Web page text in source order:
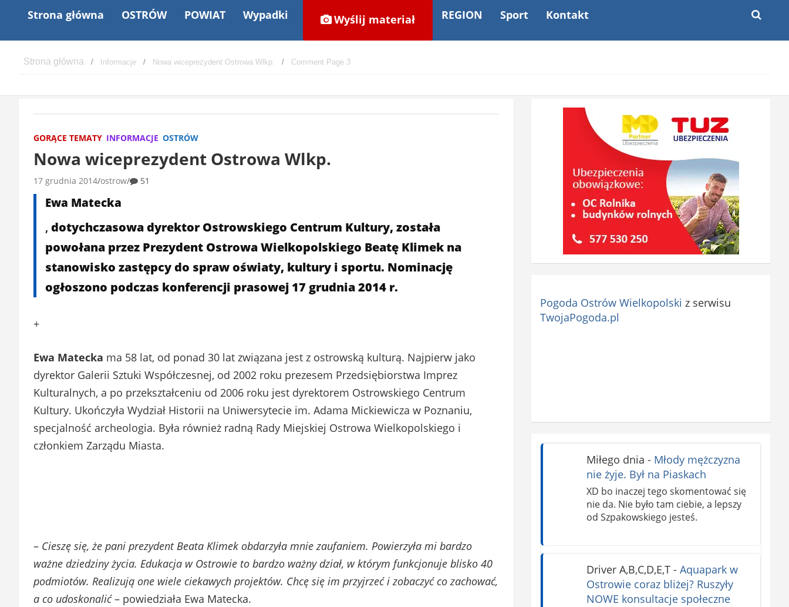
Strona główna OSTRÓW POWIAT Wypadki Wyślij materiał REGION Sport Kontakt
Informacje Nowa wiceprezydent Ostrowa Wlkp. Comment Page 3
GORĄCE TEMATY INFORMACJE OSTRÓW
Nowa wiceprezydent Ostrowa Wlkp.
17 grudnia 2014 ostrow 51
Ewa Matecka
, dotychczasowa dyrektor Ostrowskiego Centrum Kultury, została
powołana przez Prezydent Ostrowa Wielkopolskiego Beatę Klimek na
stanowisko zastępcy do spraw oświaty, kultury i sportu. Nominację
ogłoszono podczas konferencji prasowej 17 grudnia 2014 r.
+
Ewa Matecka ma 58 lat, od ponad 30 lat związana jest z ostrowską kulturą. Najpierw jako
dyrektor Galerii Sztuki Współczesnej, od 2002 roku prezesem Przedsiębiorstwa Imprez
Kulturalnych, a po przekształceniu od 2006 roku jest dyrektorem Ostrowskiego Centrum
Kultury. Ukończyła Wydział Historii na Uniwersytecie im. Adama Mickiewicza w Poznaniu,
specjalność archeologia. Była również radną Rady Miejskiej Ostrowa Wielkopolskiego i
członkiem Zarządu Miasta.
– Cieszę się, że pani prezydent Beata Klimek obdarzyła mnie zaufaniem. Powierzyła mi bardzo
ważne dziedziny życia. Edukacja w Ostrowie to bardzo ważny dział, w którym funkcjonuje blisko 40
podmiotów. Realizują one wiele ciekawych projektów. Chcę się im przyjrzeć i zobaczyć co zachować,
a co udoskonalić– powiedziała Ewa Matecka.
Pogoda Ostrów Wielkopolski z serwisu
TwojaPogoda.pl
Miłego dnia - Młody mężczyzna
nie żyje. Był na Piaskach
XD bo inaczej tego skomentować się
nie da. Nie było tam ciebie, a lepszy
od Szpakowskiego jesteś.
Driver A,B,C,D,E,T- Aquapark w
Ostrowie coraz bliżej? Ruszyły
NOWE konsultacje społeczne